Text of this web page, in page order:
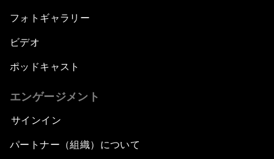
フォトギャラリー
ビデオ
ポッドキャスト
エンゲージメント
サインイン
パートナー（組織）について